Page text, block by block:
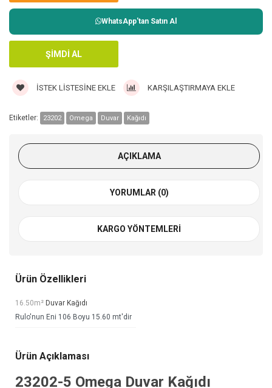
WhatsApp'tan Satın Al
İSTEK LISTESINE EKLE KARŞILAŞTIRMAYA EKLE
Etiketler: 23202 Omega Duvar Kağıdı
AÇIKLAMA
YORUMLAR (0)
KARGO YÖNTEMLERI
Ürün Özellikleri
16.50m² Duvar Kağıdı
Rulo'nun Eni 106 Boyu 15.60 mt'dir
Ürün Açıklaması
23202-5 Omega Duvar Kağıdı